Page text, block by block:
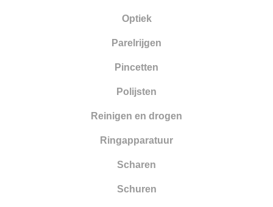
Optiek
Parelrijgen
Pincetten
Polijsten
Reinigen en drogen
Ringapparatuur
Scharen
Schuren